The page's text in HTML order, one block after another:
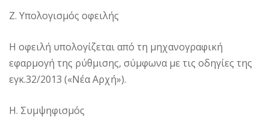
Ζ. Υπολογισμός οφειλής
Η οφειλή υπολογίζεται από τη μηχανογραφική
εφαρμογή της ρύθμισης, σύμφωνα με τις οδηγίες της
εγκ.32/2013 («Νέα Αρχή»).
Η. Συμψηφισμός